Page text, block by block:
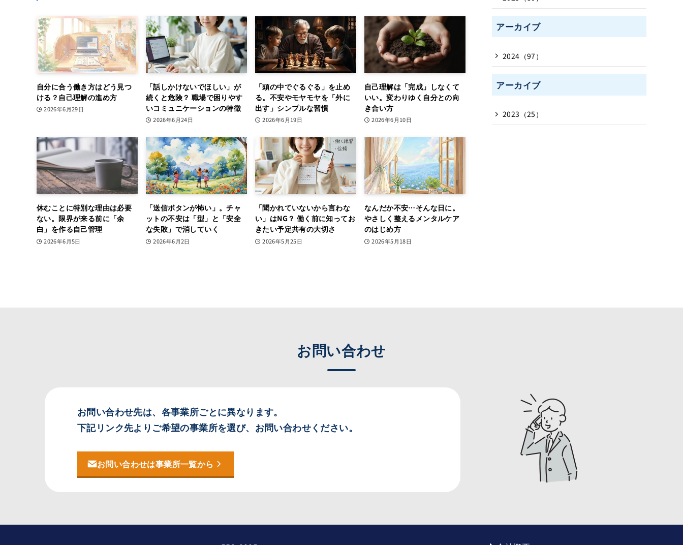
自分に合う働き方はどう見つ
ける？自己理解の進め方
2026年6月29日
「話しかけないでほしい」が
続くと危険？ 職場で困りやす
いコミュニケーションの特徴
2026年6月24日
「頭の中でぐるぐる」を止め
る。不安やモヤモヤを「外に
出す」シンプルな習慣
2026年6月19日
自己理解は「完成」しなくて
いい。変わりゆく自分との向
き合い方
2026年6月10日
休むことに特別な理由は必要
ない。限界が来る前に「余
白」を作る自己管理
2026年6月5日
「送信ボタンが怖い」。チャ
ットの不安は「型」と「安全
な失敗」で消していく
2026年6月2日
「聞かれていないから言わな
い」はNG？ 働く前に知ってお
きたい予定共有の大切さ
2026年5月25日
なんだか不安…そんな日に。
やさしく整えるメンタルケア
のはじめ方
2026年5月18日
アーカイブ
2024（97）
アーカイブ
2023（25）
お問い合わせ
お問い合わせ先は、各事業所ごとに異なります。
下記リンク先よりご希望の事業所を選び、お問い合わせください。
お問い合わせは事業所一覧から